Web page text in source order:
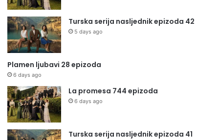
Turska serija nasljednik epizoda 42
5 days ago
Plamen ljubavi 28 epizoda
6 days ago
La promesa 744 epizoda
6 days ago
Turska serija nasljednik epizoda 41